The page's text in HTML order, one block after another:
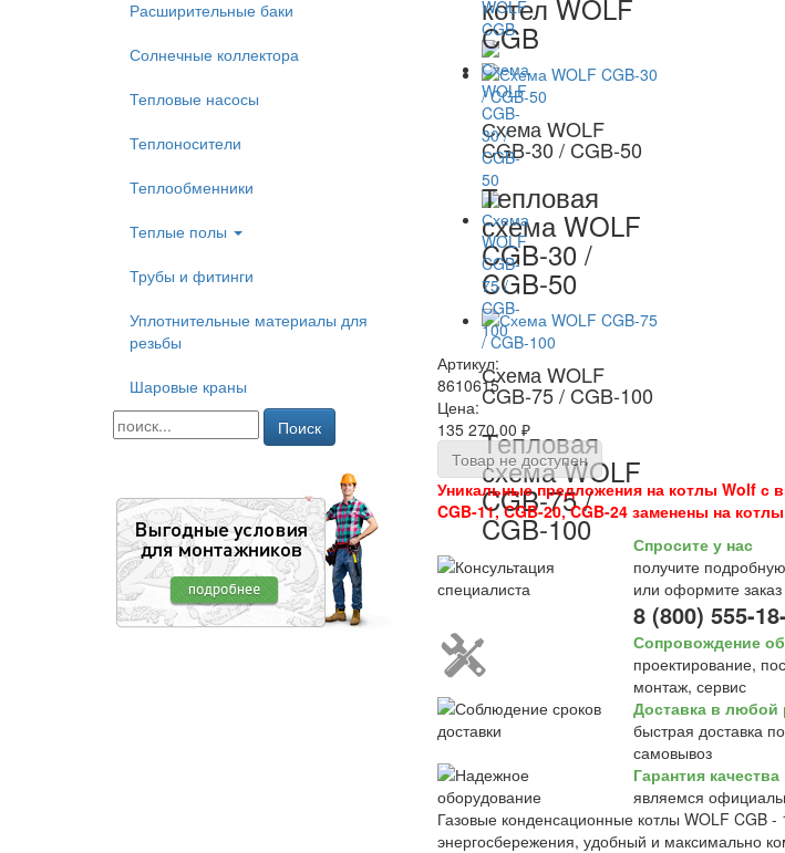
Расширительные баки
Солнечные коллектора
Тепловые насосы
Теплоносители
Теплообменники
Теплые полы
Трубы и фитинги
Уплотнительные материалы для
резьбы
Шаровые краны
Поиск
котел WOLF
CGB
Схема WOLF
CGB-30 / CGB-50
Тепловая
схема WOLF
CGB-30 /
CGB-50
Схема WOLF
CGB-75 / CGB-100
Тепловая
схема WOLF
CGB-75 /
CGB-100
Артикул:
8610615
Цена:
135 270,00 ₽
Товар не доступен
Уникальные предложения на котлы Wolf с
CGB-11, CGB-20, CGB-24 заменены на котлы
Спросите у нас
получите
или оформите
8 (800) 555-
Сопровождение
проектирование,
монтаж, сервис
Доставка в любой
быстрая доставка
самовывоз
Гарантия качества
являемся
Газовые конденсационные котлы WOLF CGB -
энергосбережения, удобный и максимально